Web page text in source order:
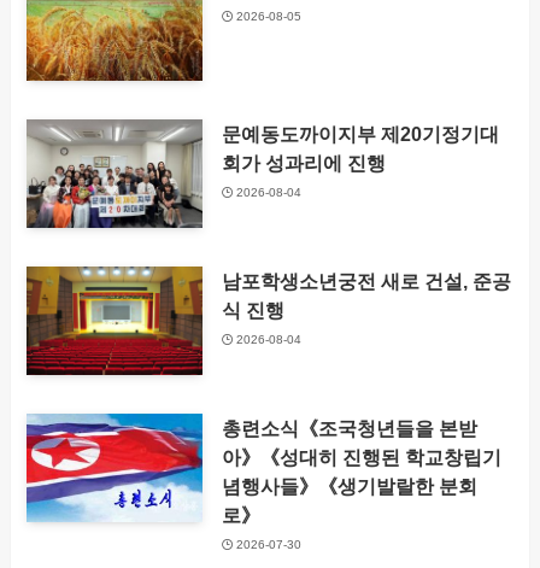
2026-08-05
문예동도까이지부 제20기정기대
회가 성과리에 진행
2026-08-04
남포학생소년궁전 새로 건설, 준공
식 진행
2026-08-04
총련소식《조국청년들을 본받
아》《성대히 진행된 학교창립기
념행사들》《생기발랄한 분회
로》
2026-07-30